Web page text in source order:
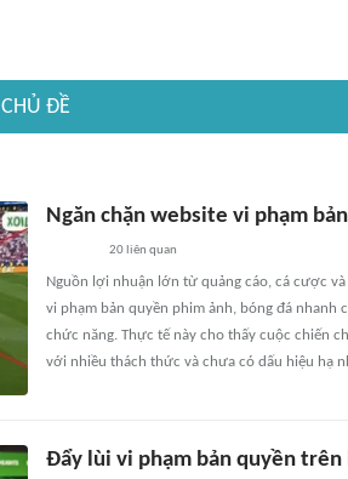
CHỦ ĐỀ
Ngăn chặn website vi phạm
20liên quan
Nguồn lợi nhuận lớn từ quảng cáo, cá cược
vi phạm bản quyền phim ảnh, bóng đá
chức năng. Thực tế này cho thấy cuộc chiến
với nhiều thách thức và chưa có dấu hiệu hạ
Đẩy lùi vi phạm bản quyền trên